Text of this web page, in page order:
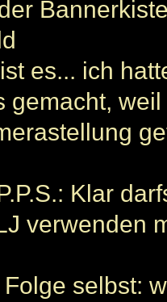
es... ich
gemacht,
Klar
verwenden
Folge selbst: